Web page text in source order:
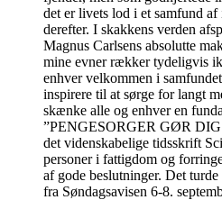
det er livets lod i et samfund
derefter. I skakkens verden
Magnus Carlsens absolutte
mine evner rækker tydeligvis
enhver velkommen i
inspirere til at sørge for langt
skænke alle og enhver en
”PENGESORGER GØR DIG
det videnskabelige tidsskrift
personer i fattigdom og
af gode beslutninger. Det
fra Søndagsavisen 6-8.